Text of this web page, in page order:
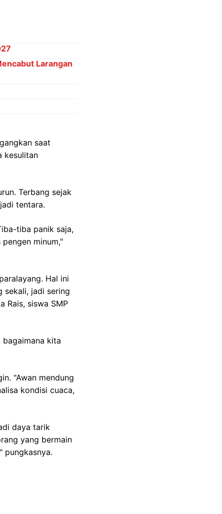
Larangan
saat
kesulitan
Terbang sejak
tentara.
tiba panik saja,
minum,"
Hal ini
sekali, jadi sering
Rais, siswa SMP
bagaimana kita
"Awan mendung
kondisi cuaca,
daya tarik
yang bermain
pungkasnya.